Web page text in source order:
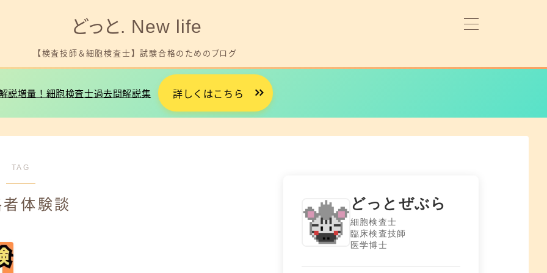
どっと. New life
【検査技師＆細胞検査士】 試験合格のためのブログ
細胞検査士試験を受験する方へ
説増量！細胞検査士過去問解説集 詳しくはこちら
TAG
体験談 どっとぜぶら
細胞検査士
臨床検査技師
医学博士